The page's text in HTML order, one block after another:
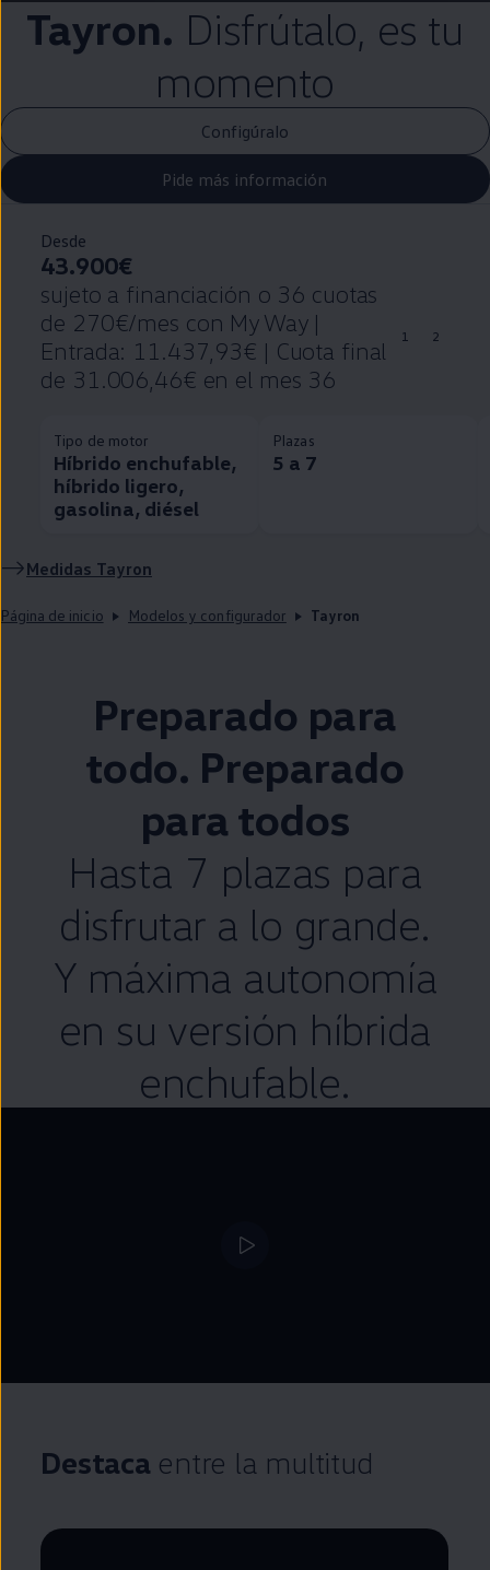
Tayron. Disfrútalo, es tu
momento
Configúralo
Pide más información
Desde
43.900€
sujeto a financiación o 36 cuotas
de 270€/mes con My Way |
Entrada: 11.437,93€ | Cuota final
de 31.006,46€ en el mes 36
1 2
Tipo de motor
Híbrido enchufable,
híbrido ligero,
gasolina, diésel
Plazas
5 a 7
Medidas Tayron
Página de inicio Modelos y configurador Tayron
Preparado para
todo. Preparado
para todos
Hasta 7 plazas para
disfrutar a lo grande.
Y máxima autonomía
en su versión híbrida
enchufable.
Destaca entre la multitud